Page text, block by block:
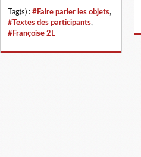
Tag(s) : #Faire parler les objets,
#Textes des participants,
#Françoise 2L